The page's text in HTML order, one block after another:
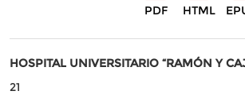
PDF HTML
HOSPITAL UNIVERSITARIO “RAMÓN Y
21